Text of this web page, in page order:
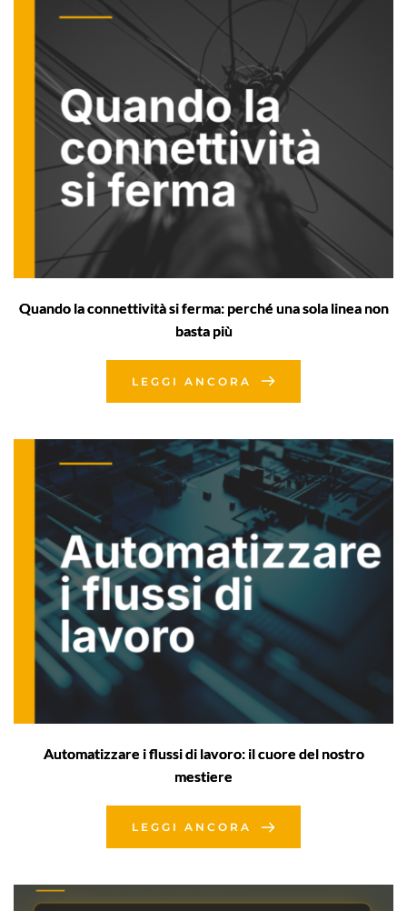
Quando la connettività si ferma: perché una sola linea non
basta più
LEGGI ANCORA
Automatizzare i flussi di lavoro: il cuore del nostro
mestiere
LEGGI ANCORA